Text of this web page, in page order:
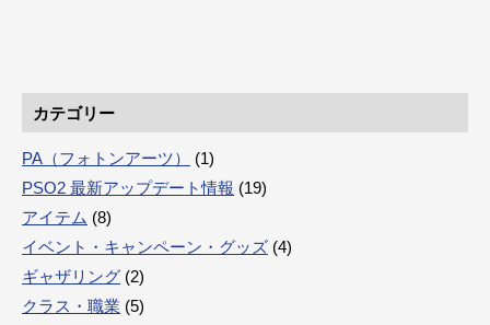
カテゴリー
PA（フォトンアーツ）
(1)
PSO2 最新アップデート情報 (19)
アイテム (8)
イベント・キャンペーン・グッズ (4)
ギャザリング (2)
クラス・職業 (5)